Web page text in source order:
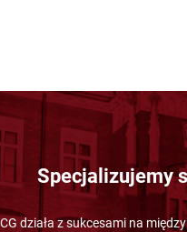
Specjalizujemy
działa z sukcesami na